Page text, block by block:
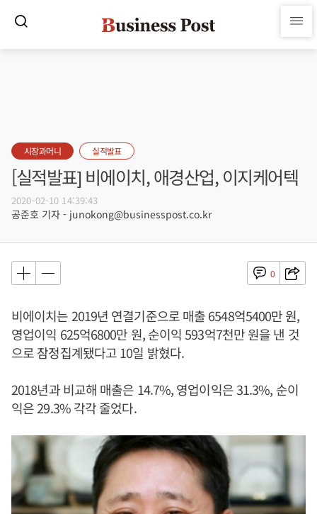
시장과머니 실적발표
[실적발표] 비에이치, 애경산업, 이지케어텍
2020-02-10 14:39:43
공준호 기자 - junokong@businesspost.co.kr
0
비에이치는 2019년 연결기준으로 매출 6548억5400만 원,
영업이익 625억6800만 원, 순이익 593억7천만 원을 낸 것
으로 잠정집계됐다고 10일 밝혔다.
2018년과 비교해 매출은 14.7%, 영업이익은 31.3%, 순이
익은 29.3% 각각 줄었다.